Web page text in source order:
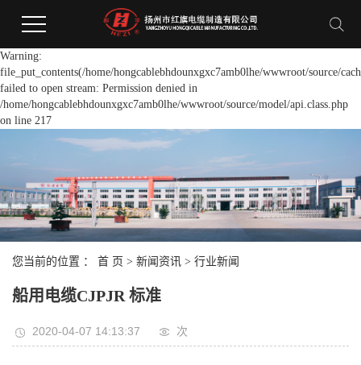
Warning:
file_put_contents(/home/hongcablebhdounxgxc7amb0lhe/wwwroot/source/
failed to open stream: Permission denied in
/home/hongcablebhdounxgxc7amb0lhe/wwwroot/source/model/api.class.php
on line 217
您当前的位置 ： 首 页 > 新闻资讯 > 行业新闻
船用电缆CJPJR 标准
2020-04-07 14:13:37 次